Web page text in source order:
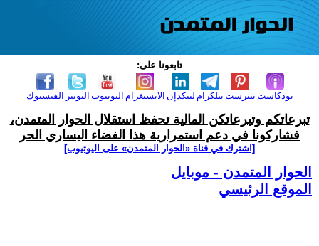
تابعونا على:
الفيسبوك التويتر اليوتيوب الانستغرام لينكدإن تيلكرامبنترست بودكاست
تبرعاتكم وتبرعاتكن المالية تحفظ استقلال الحوار المتمدن،
فشاركونا في دعم استمرارية هذا الفضاء اليساري الحر
[اشترك في قناة ‫«الحوار المتمدن» على اليوتيوب]
الحوار المتمدن - موبايل
الموقع الرئيسي